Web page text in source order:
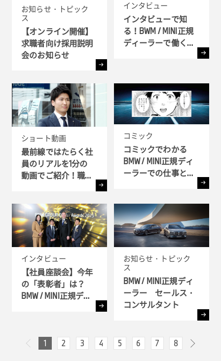
お知らせ・トピック
ス
【オンライン開催】
求職者向け採用説明
会のお知らせ
インタビュー
インタビューで知
る！BWM / MINI正規
ディーラーで働く理
ショート動画
最前線ではたらく社
員のリアルを1分の
動画でご紹介！職種
コミック
コミックでわかる
BMW / MINI正規ディ
ーラーでの仕事とキ
インタビュー
【社員座談会】今年
の「表彰者」は？
BMW / MINI正規ディ
お知らせ・トピック
ス
BMW / MINI正規ディ
ーラー セールス・
コンサルタント
1 2 3 4 5 6 7 8